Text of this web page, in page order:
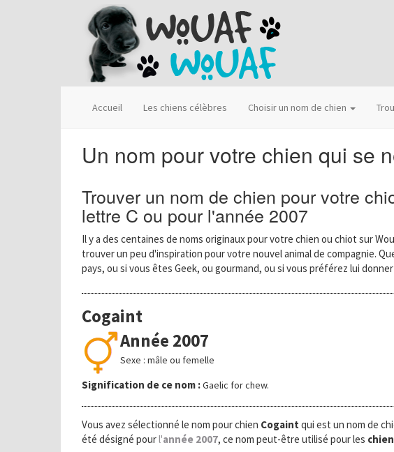
Accueil Les chiens célèbres Choisir un nom de chien
Un nom pour votre chien qui se
Trouver un nom de chien pour votre
lettre C ou pour l'année 2007
Il y a des centaines de noms originaux pour votre chien ou chiot sur
trouver un peu d'inspiration pour votre nouvel animal de compagnie.
pays, ou si vous êtes Geek, ou gourmand, ou si vous préférez lui
Cogaint
Année 2007
Sexe : mâle ou femelle
Signification de ce nom :Gaelic for chew.
Vous avez sélectionné le nom pour chien Cogaint qui est un nom de
été désigné pourl'année 2007, ce nom peut-être utilisé pour les